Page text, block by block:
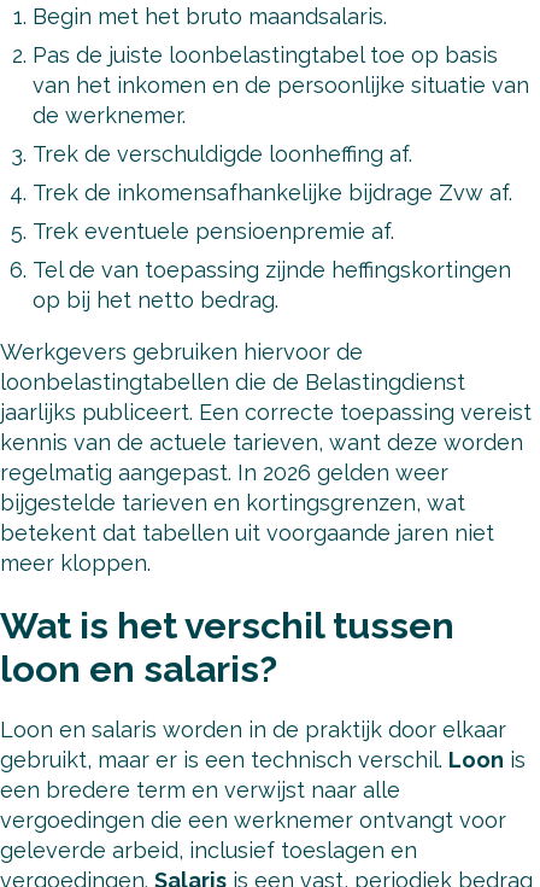
Begin met het bruto maandsalaris.
Pas de juiste loonbelastingtabel toe op basis
van het inkomen en de persoonlijke situatie van
de werknemer.
Trek de verschuldigde loonheffing af.
Trek de inkomensafhankelijke bijdrage Zvw af.
Trek eventuele pensioenpremie af.
Tel de van toepassing zijnde heffingskortingen
op bij het netto bedrag.
Werkgevers gebruiken hiervoor de
loonbelastingtabellen die de Belastingdienst
jaarlijks publiceert. Een correcte toepassing vereist
kennis van de actuele tarieven, want deze worden
regelmatig aangepast. In 2026 gelden weer
bijgestelde tarieven en kortingsgrenzen, wat
betekent dat tabellen uit voorgaande jaren niet
meer kloppen.
Wat is het verschil tussen
loon en salaris?
Loon en salaris worden in de praktijk door elkaar
gebruikt, maar er is een technisch verschil. Loon is
een bredere term en verwijst naar alle
vergoedingen die een werknemer ontvangt voor
geleverde arbeid, inclusief toeslagen en
vergoedingen. Salaris is een vast, periodiek bedrag